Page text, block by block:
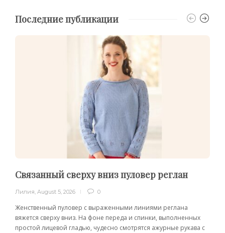
Последние публикации
Связанный сверху вниз пуловер реглан
Лилия, August 5, 2026 0
Женственный пуловер с выраженными линиями реглана
вяжется сверху вниз. На фоне переда и спинки, выполненных
простой лицевой гладью, чудесно смотрятся ажурные рукава с